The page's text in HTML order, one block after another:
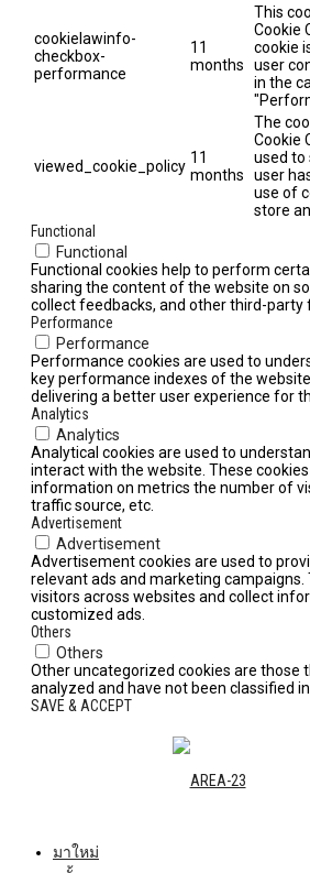
cookielawinfo-
checkbox-
performance
11
months
This
Cookie
cookie
user
in the
viewed_cookie_policy 11
months
The
Cookie
used to
user
use of
store
Functional
Functional
Functional cookies help to perform
sharing the content of the website on
collect feedbacks, and other third-party
Performance
Performance
Performance cookies are used to
key performance indexes of the
delivering a better user experience for
Analytics
Analytics
Analytical cookies are used to
interact with the website. These
information on metrics the number of
traffic source, etc.
Advertisement
Advertisement
Advertisement cookies are used to
relevant ads and marketing campaigns.
visitors across websites and collect
customized ads.
Others
Others
Other uncategorized cookies are those
analyzed and have not been classified
SAVE & ACCEPT
มาใหม่